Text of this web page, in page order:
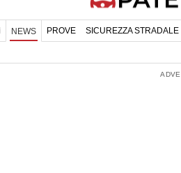
NEWS PROVE SICUREZZA STRADALE